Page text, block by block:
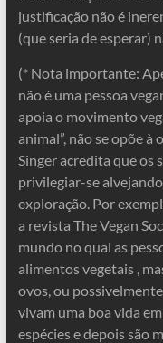
justificação não é
(que seria de esperar)
(* Nota importante:
não é uma pessoa
apoia o movimento
animal”, não se opõe
Singer acredita que os
privilegiar-se
exploração. Por
a revista The Vegan
mundo no qual as
alimentos vegetais ,
ovos, ou
vivam uma boa vida
espécies e depois são